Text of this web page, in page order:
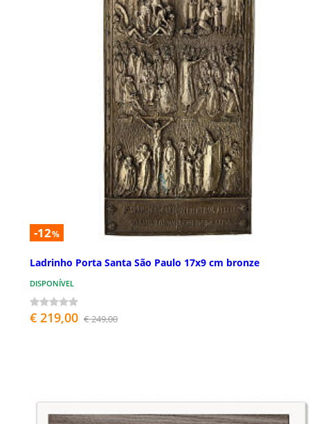
-12%
Ladrinho Porta Santa São Paulo 17x9 cm bronze
DISPONÍVEL
€ 219,00 € 249,00